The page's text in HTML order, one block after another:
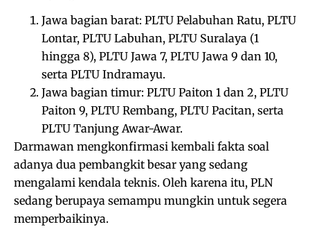
Jawa bagian barat: PLTU Pelabuhan Ratu, PLTU
Lontar, PLTU Labuhan, PLTU Suralaya (1
hingga 8), PLTU Jawa 7, PLTU Jawa 9 dan 10,
serta PLTU Indramayu.
Jawa bagian timur: PLTU Paiton 1 dan 2, PLTU
Paiton 9, PLTU Rembang, PLTU Pacitan, serta
PLTU Tanjung Awar-Awar.
Darmawan mengkonfirmasi kembali fakta soal
adanya dua pembangkit besar yang sedang
mengalami kendala teknis. Oleh karena itu, PLN
sedang berupaya semampu mungkin untuk segera
memperbaikinya.